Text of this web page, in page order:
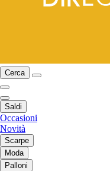
Cerca
Saldi
Occasioni
Novità
Scarpe
Moda
Palloni